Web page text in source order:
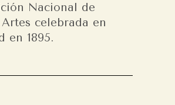
Nacional de
Artes celebrada en
en 1895.